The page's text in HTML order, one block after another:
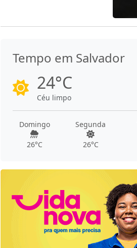
Tempo em Salvador
24°C
Céu limpo
Domingo
26°C
Segunda
26°C